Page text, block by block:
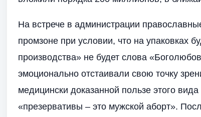
На встрече в администрации
промзоне при условии, что на упаковках
производства» не будет слова
эмоционально отстаивали свою точку
медицински доказанной пользе этого
«презервативы – это мужской аборт».